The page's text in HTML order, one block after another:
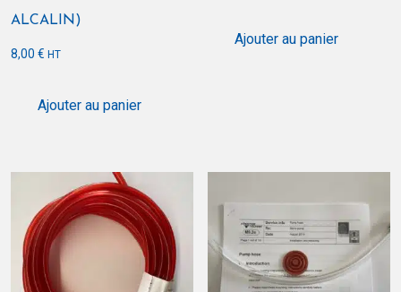
ALCALIN)
8,00 € HT
Ajouter au panier
Ajouter au panier